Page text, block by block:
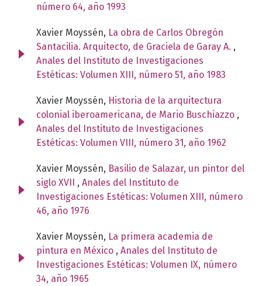
número 64, año 1993
Xavier Moyssén, La obra de Carlos Obregón
Santacilia. Arquitecto, de Graciela de Garay A. ,
Anales del Instituto de Investigaciones
Estéticas: Volumen XIII, número 51, año 1983
Xavier Moyssén, Historia de la arquitectura
colonial iberoamericana, de Mario Buschiazzo ,
Anales del Instituto de Investigaciones
Estéticas: Volumen VIII, número 31, año 1962
Xavier Moyssén, Basilio de Salazar, un pintor del
siglo XVII , Anales del Instituto de
Investigaciones Estéticas: Volumen XIII, número
46, año 1976
Xavier Moyssén, La primera academia de
pintura en México , Anales del Instituto de
Investigaciones Estéticas: Volumen IX, número
34, año 1965